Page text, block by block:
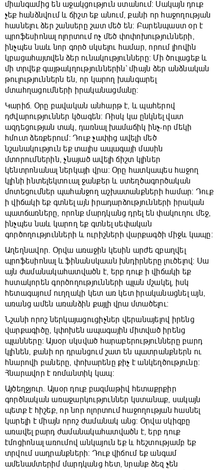
միանգամից են աջակցություն ստանում: Սակայն դուք
չեք հանձնվում և ճիշտ եք անում, քանի որ հաջողության
հասնելու ձեր շանսերը շատ մեծ են: Բարենպաստ օր է
պրոֆեսիոնալ ոլորտում ոչ մեծ փոփոխությունների,
ինչպես նաև նոր գործ սկսելու համար, որում լիովին
կբացահայտվեն ձեր ունակությունները: Մի ծուլացեք և
մի տրվեք գայթակղություններին` միայն ձեր անձնական
թուլություններն են, որ կարող խանգարել
մտահղացումների իրականացմանը:
Կարիճ. Օրը բավական անհարթ է, և պահերով
դժվարություններ կծագեն: Ռիսկ կա ընկնել վատ
ազդեցության տակ, դառնալ խամաճիկ ինչ-որ մեկի
հմուտ ձեռքերում: Դուք չափից ավելի մեծ
նշանակություն եք տալիս ապագայի մասին
մտորումներին, չնայած ավելի ճիշտ կլիներ
կենտրոնանալ ներկայի վրա: Օրը հատկապես հաջող
կլինի ինտելեկտուալ ջանքեր և ստեղծագործական
մոտեցումներ պահանջող աշխատանքների համար: Դուք
ի վիճակի եք գտնել այն իրադարձությունների իրական
պատճառները, որոնք մարդկանց դրել են փակուղու մեջ,
ինչպես նաև կարող եք գտնել սեփական
գործողությունների և ուրիշների վարքագծի միջև կապը:
Աղեղնավոր. Օրվա առաջին կեսին արժե զբաղվել
պրոֆեսիոնալ և ֆինանսկաան խնդիրները լուծելով: Սա
այն ժամանակահատվածն է, երբ դուք ի վիճակի եք
հստակորեն գործողությունների պլան մշակել, իսկ
հետագայում ուղղակի կետ առ կետ իրականացնել այն,
առանց ամեն առանձին քայլի վրա մտածելու:
Նշանի որոշ ներկայացուցիչներ վերանայելով իրենց
վարքագիծը, կփոխեն ապագային միտված իրենց
պլանները: Այսօր սկսված հարաբերությունները բարդ
կլինեն, քանի որ դրանցում շատ են պատրանքներն ու
հնարովի բաները, փոխարենը քիչ է անկեղծությունը:
Հնարավոր է ռոմանտիկ կապ:
Այծեղջյուր. Այսօր դուք բազմաթիվ հետաքրքիր
գործնական առաջարկություններ կստանաք, սակայն
պետք է հիշեք, որ նոր ոլորտում հաջողության հասնել
կարելի է միայն որոշ ժամանակ անց: Օրվա սկիզբը
առավել բարդ ժամանակահատվածն է, երբ դուք
էմոցիոնալ առումով անկայուն եք և հեշտությամբ եք
տրվում սադրանքների: Դուք վիճում եք անգամ
ամենամտերիմ մարդկանց հետ, նրանք ձեզ չեն